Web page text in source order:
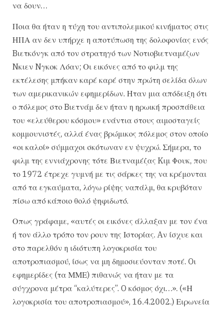
να δουν…
Ποια θα ήταν η τύχη του αντιπολεμικού κινήματος στις
ΗΠΑ αν δεν υπήρχε η αποτύπωση της δολοφονίας ενός
Bιετκόνγκ από τον στρατηγό των Νοτιοβιετναμέζων
Nκιεν Nγκοκ Λόαν; Οι εικόνες από το φιλμ της
εκτέλεσης μπήκαν καρέ καρέ στην πρώτη σελίδα όλων
των αμερικανικών εφημερίδων. Ηταν μια απόδειξη ότι
ο πόλεμος στο Bιετνάμ δεν ήταν η ηρωική προσπάθεια
του «ελεύθερου κόσμου» ενάντια στους αιμοσταγείς
κομμουνιστές, αλλά ένας βρώμικος πόλεμος στον οποίο
«οι καλοί» σύμμαχοι σκότωναν εν ψυχρώ. Σήμερα, το
φιλμ της εννιάχρονης τότε Βιετναμέζας Kιμ Φουκ, που
το 1972 έτρεχε γυμνή με τις σάρκες της να κρέμονται
από τα εγκαύματα, λόγω ρίψης ναπάλμ, θα κρυβόταν
πίσω από κάποιο θολό ψηφιδωτό.
Οπως γράφαμε, «αυτές οι εικόνες άλλαξαν με τον ένα
ή τον άλλο τρόπο τον ρουν της Ιστορίας. Aν ίσχυε και
στο παρελθόν η ιδιότυπη λογοκρισία του
αποτροπιασμού, ίσως να μη δημοσιεύονταν ποτέ. Oι
εφημερίδες (τα ΜΜΕ) πιθανώς να ήταν με τα
σύγχρονα μέτρα “καλύτερες”. O κόσμος όχι…». («Η
λογοκρισία του αποτροπιασμού», 16.4.2002.) Ειρωνεία